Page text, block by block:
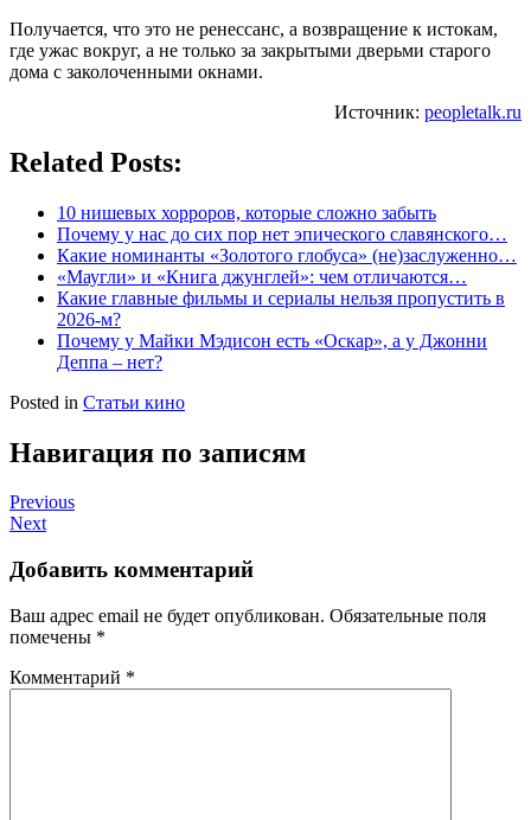
Получается, что это не ренессанс, а возвращение к истокам,
где ужас вокруг, а не только за закрытыми дверьми старого
дома с заколоченными окнами.
Источник: peopletalk.ru
Related Posts:
10 нишевых хорроров, которые сложно забыть
Почему у нас до сих пор нет эпического славянского…
Какие номинанты «Золотого глобуса» (не)заслуженно…
«Маугли» и «Книга джунглей»: чем отличаются…
Какие главные фильмы и сериалы нельзя пропустить в
2026-м?
Почему у Майки Мэдисон есть «Оскар», а у Джонни
Деппа – нет?
Posted in Статьи кино
Навигация по записям
Previous
Next
Добавить комментарий
Ваш адрес email не будет опубликован. Обязательные поля
помечены *
Комментарий *